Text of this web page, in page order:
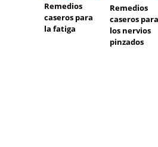
Remedios
caseros para
la fatiga
Remedios
caseros para
los nervios
pinzados